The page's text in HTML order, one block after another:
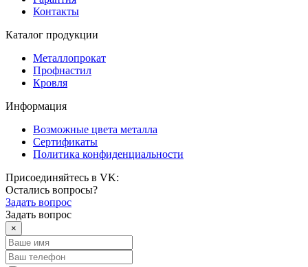
Контакты
Каталог продукции
Металлопрокат
Профнастил
Кровля
Информация
Возможные цвета металла
Сертификаты
Политика конфиденциальности
Присоединяйтесь в VK:
Остались вопросы?
Задать вопрос
Задать вопрос
×